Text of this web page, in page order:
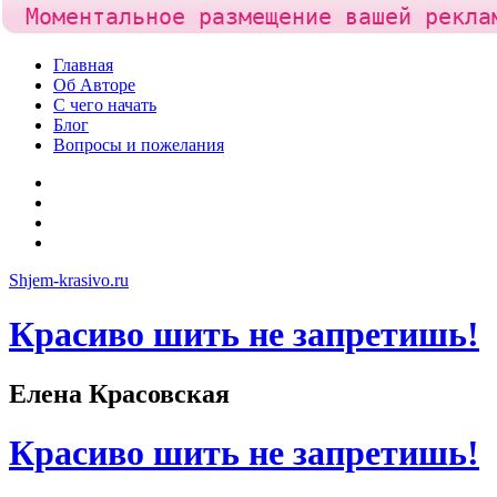
Skip
content
Главная
Об Авторе
С чего начать
Блог
Вопросы и пожелания
Shjem-krasivo.ru
Красиво шить не запретишь!
Елена Красовская
Красиво шить не запретишь!
Моментальное размещение вашей